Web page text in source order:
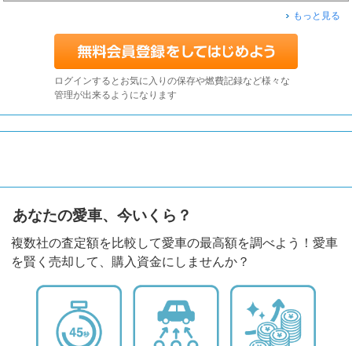
もっと見る
ログインするとお気に入りの保存や燃費記録など様々な
管理が出来るようになります
あなたの愛車、今いくら？
複数社の査定額を比較して愛車の最高額を調べよう！愛車
を賢く売却して、購入資金にしませんか？